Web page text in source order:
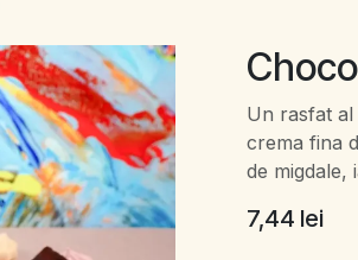
Un rasfat
crema fina
de migdale,
7,44 lei